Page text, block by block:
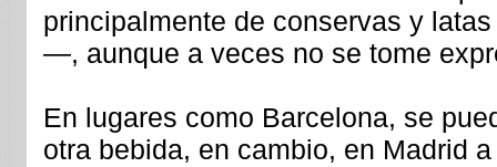
principalmente de conservas y
—, aunque a veces no se tome
En lugares como Barcelona, se
otra bebida, en cambio, en Madrid